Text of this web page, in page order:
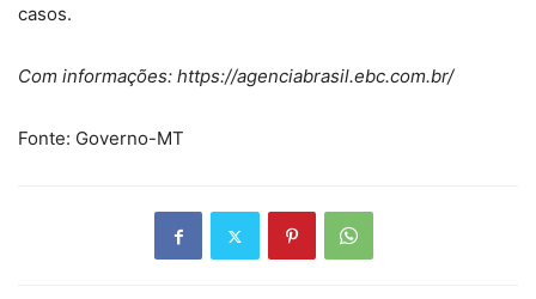
casos.
Com informações: https://agenciabrasil.ebc.com.br/
Fonte: Governo-MT